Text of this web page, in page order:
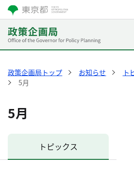
政策企画局トップ お知らせ ト
5月
5月
トピックス